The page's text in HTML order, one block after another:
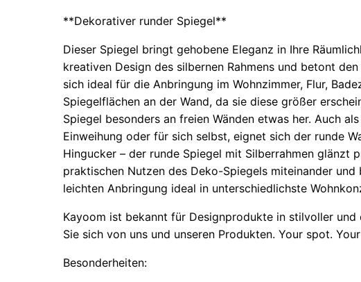
**Dekorativer runder Spiegel**
Dieser Spiegel bringt gehobene Eleganz in Ihre
kreativen Design des silbernen Rahmens und betont
sich ideal für die Anbringung im Wohnzimmer, Flur,
Spiegelflächen an der Wand, da sie diese größer
Spiegel besonders an freien Wänden etwas her. Auch
Einweihung oder für sich selbst, eignet sich der runde
Hingucker – der runde Spiegel mit Silberrahmen glänzt
praktischen Nutzen des Deko-Spiegels miteinander
leichten Anbringung ideal in unterschiedlichste
Kayoom ist bekannt für Designprodukte in stilvoller
Sie sich von uns und unseren Produkten. Your spot.
Besonderheiten: